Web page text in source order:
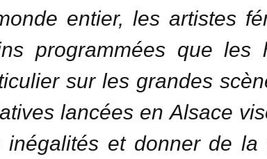
entier, les artistes
programmées que les
sur les grandes
lancées en Alsace
inégalités et donner de la